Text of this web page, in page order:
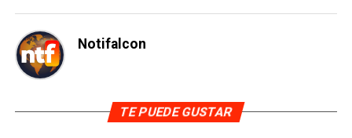
Notifalcon
TE PUEDE GUSTAR